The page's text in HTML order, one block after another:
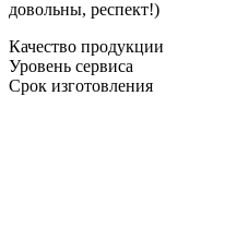
довольны, респект!)
Качество продукции
Уровень сервиса
Срок изготовления